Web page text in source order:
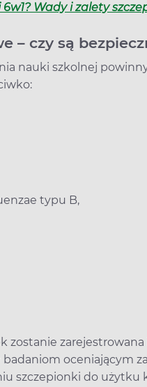
Wady i zalety
– czy są
nauki szkolnej
typu B,
zostanie
oceniającym
szczepionki do